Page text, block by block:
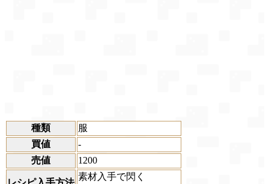
種類
服
買値
-
売値
1200
素材入手で閃く